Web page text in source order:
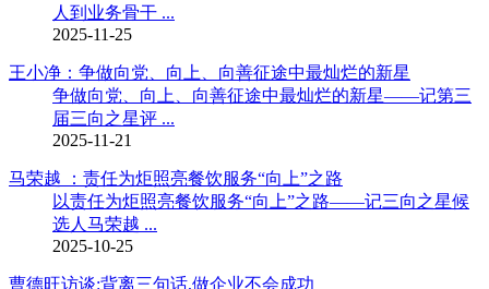
人到业务骨干 ...
2025-11-25
王小净：争做向党、向上、向善征途中最灿烂的新星
争做向党、向上、向善征途中最灿烂的新星——记第三
届三向之星评 ...
2025-11-21
马荣越 ：责任为炬照亮餐饮服务“向上”之路
以责任为炬照亮餐饮服务“向上”之路——记三向之星候
选人马荣越 ...
2025-10-25
曹德旺访谈:背离三句话,做企业不会成功